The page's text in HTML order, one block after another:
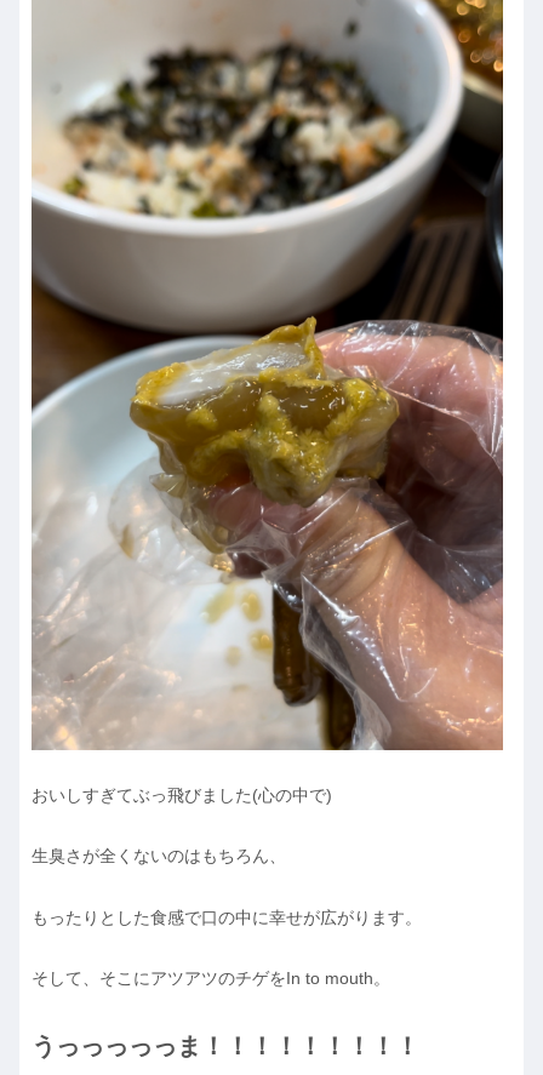
おいしすぎてぶっ飛びました(心の中で)
生臭さが全くないのはもちろん、
もったりとした食感で口の中に幸せが広がります。
そして、そこにアツアツのチゲをIn to mouth。
うっっっっっま！！！！！！！！！